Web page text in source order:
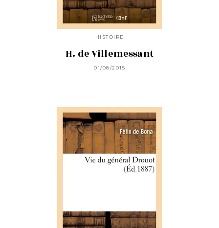
HISTOIRE
H. de Villemessant
01/08/2015